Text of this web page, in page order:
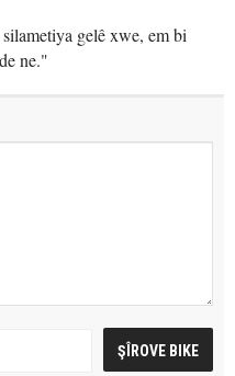
gelê xwe, em bi
ne."